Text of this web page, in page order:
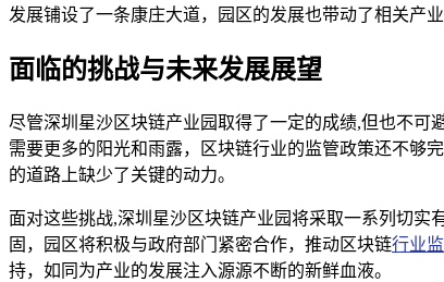
发展铺设了一条康庄大道，园区的发展也带动了相关产
面临的挑战与未来发展展望
尽管深圳星沙区块链产业园取得了一定的成绩,但也不可
需要更多的阳光和雨露，区块链行业的监管政策还不够
的道路上缺少了关键的动力。
面对这些挑战,深圳星沙区块链产业园将采取一系列切
固，园区将积极与政府部门紧密合作，推动区块链行业
持，如同为产业的发展注入源源不断的新鲜血液。